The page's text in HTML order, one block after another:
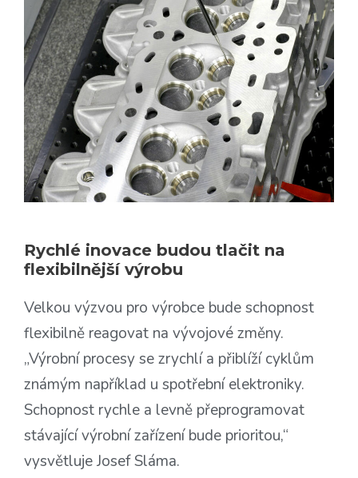
Rychlé inovace budou tlačit na
flexibilnější výrobu
Velkou výzvou pro výrobce bude schopnost
flexibilně reagovat na vývojové změny.
„Výrobní procesy se zrychlí a přiblíží cyklům
známým například u spotřební elektroniky.
Schopnost rychle a levně přeprogramovat
stávající výrobní zařízení bude prioritou,“
vysvětluje Josef Sláma.